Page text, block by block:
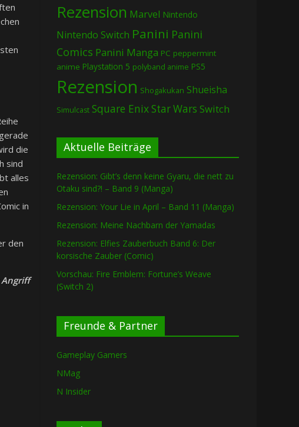
die
sind
alles
in
den
Rezension Marvel Nintendo
Nintendo Switch Panini Panini
Comics Panini Manga PC peppermint
anime Playstation 5 polyband anime PS5
Rezension Shogakukan Shueisha
Simulcast Square EnixStar Wars Switch
Aktuelle Beiträge
Rezension: Gibt’s denn keine Gyaru, die nett zu
Otaku sind?! – Band 9 (Manga)
Rezension: Your Lie in April – Band 11 (Manga)
Rezension: Meine Nachbarn der Yamadas
Rezension: Elfies Zauberbuch Band 6: Der
korsische Zauber (Comic)
Vorschau: Fire Emblem: Fortune’s Weave
(Switch 2)
Freunde & Partner
Gameplay Gamers
NMag
N Insider